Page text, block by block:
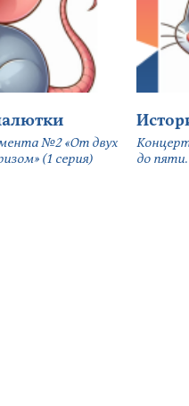
№2 «От двух
(1 серия)
до